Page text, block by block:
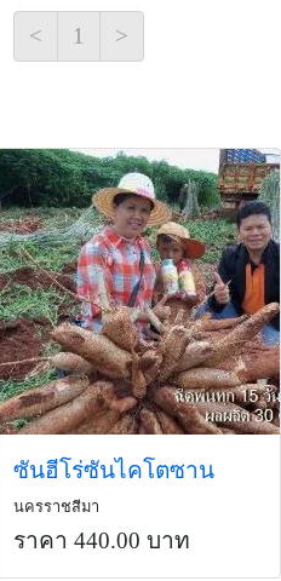
< 1 >
ซันฮีโร่ซันไคโตซาน
นครราชสีมา
ราคา 440.00 บาท